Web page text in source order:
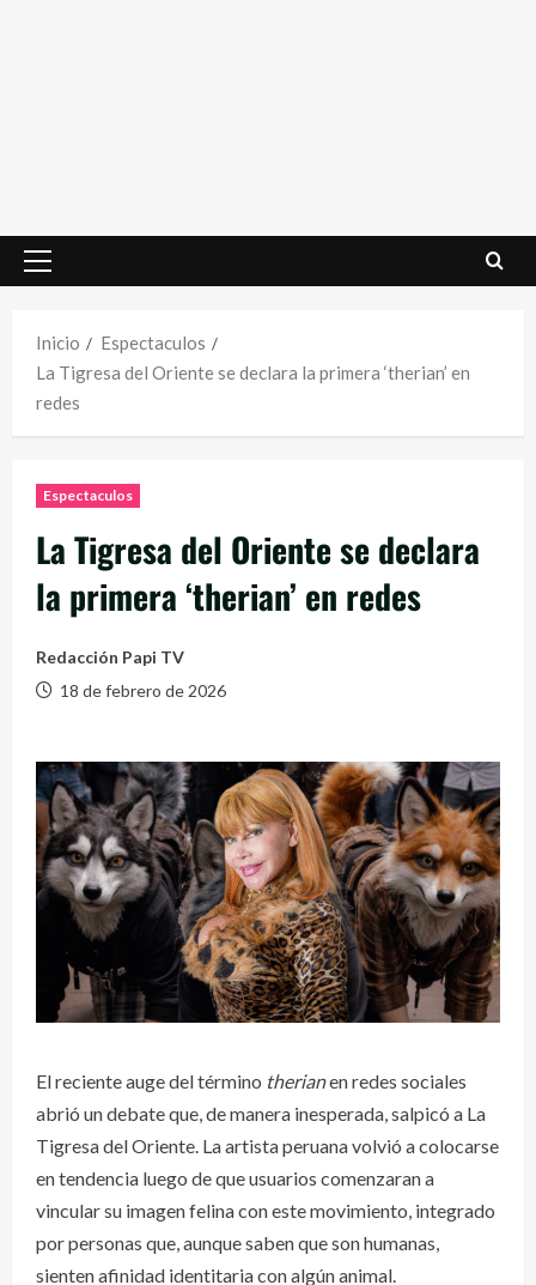
Menú
Inicio
Espectaculos
La Tigresa del Oriente se declara la primera ‘therian’ en
redes
Espectaculos
La Tigresa del Oriente se declara
la primera ‘therian’ en redes
Redacción Papi TV
18 de febrero de 2026
El reciente auge del término therianen redes sociales
abrió un debate que, de manera inesperada, salpicó a La
Tigresa del Oriente. La artista peruana volvió a colocarse
en tendencia luego de que usuarios comenzaran a
vincular su imagen felina con este movimiento, integrado
por personas que, aunque saben que son humanas,
sienten afinidad identitaria con algún animal.